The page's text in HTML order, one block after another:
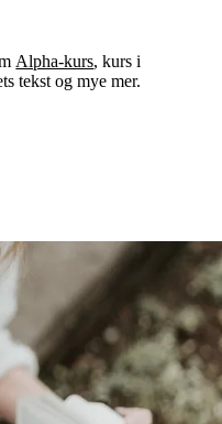
Alpha-kurs, kurs i
tekst og mye mer.